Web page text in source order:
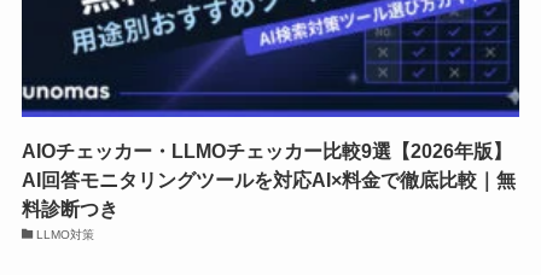
AIOチェッカー・LLMOチェッカー比較9選【2026年版】
AI回答モニタリングツールを対応AI×料金で徹底比較｜無
料診断つき
LLMO対策